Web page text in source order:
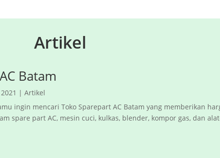
Artikel
Batam
|Artikel
ingin mencari Toko Sparepart AC Batam yang memberikan
spare part AC, mesin cuci, kulkas, blender, kompor gas, dan